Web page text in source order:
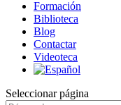
Formación
Biblioteca
Blog
Contactar
Videoteca
Seleccionar página